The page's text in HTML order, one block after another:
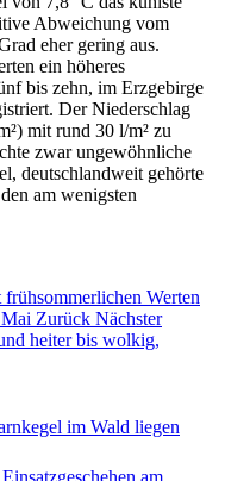
Abweichung vom
eher gering aus.
ein höheres
bis zehn, im Erzgebirge
Der Niederschlag
mit rund 30 l/m² zu
zwar ungewöhnliche
deutschlandweit gehörte
am wenigsten
Werten
Zurück Nächster
heiter bis wolkig,
im Wald liegen
am